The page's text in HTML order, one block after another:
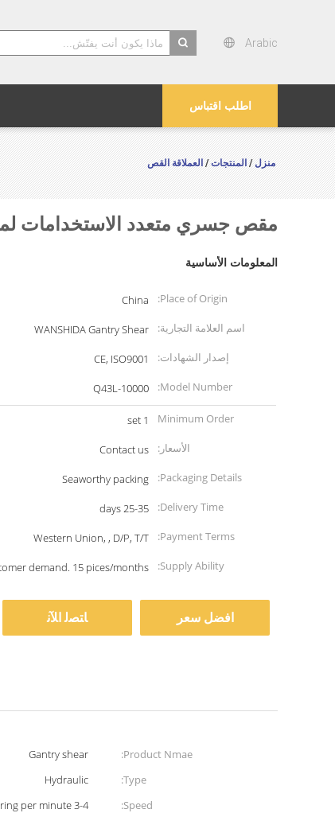
Arabic
اطلب اقتباس
منزل /المنتجات/العملاقة القص
مقص جسري متعدد الاستخدامات
المعلومات الأساسية
Place of Origin:
China
اسم العلامة التجارية:
WANSHIDA Gantry Shear
إصدار الشهادات:
CE, ISO9001
Model Number:
Q43L-10000
Minimum Order
Quantity:
1 set
الأسعار:
Contact us
Packaging Details:
Seaworthy packing
Delivery Time:
25-35 days
Payment Terms:
Western Union, , D/P, T/T
Supply Ability:
demand. 15 pices/months
افضل سعر ﺎﺘﺼﻟ ﺍﻶﻧ
Product Nmae:
Gantry shear
Type:
Hydraulic
Speed:
3-4 times continous shearing per minute